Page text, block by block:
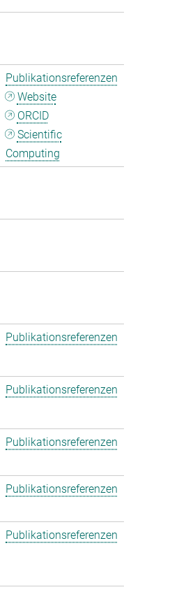
Publikationsreferenzen
Website
ORCID
Scientific
Computing
Publikationsreferenzen
Publikationsreferenzen
Publikationsreferenzen
Publikationsreferenzen
Publikationsreferenzen